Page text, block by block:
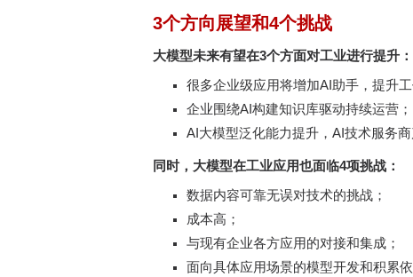
3个方向展望和4个挑战
大模型未来有望在3个方面对工业进行提升：
很多企业级应用将增加AI助手，提升工
企业围绕AI构建知识库驱动持续运营；
AI大模型泛化能力提升，AI技术服务商
同时，大模型在工业应用也面临4项挑战：
数据内容可靠无误对技术的挑战；
成本高；
与现有企业各方应用的对接和集成；
面向具体应用场景的模型开发和积累